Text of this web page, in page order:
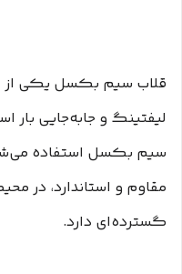
قلاب سیم بکسل یکی از
لیفتینگ و جابه‌جایی بار
سیم بکسل استفاده
مقاوم و استاندارد، در
گسترده‌ای دارد.